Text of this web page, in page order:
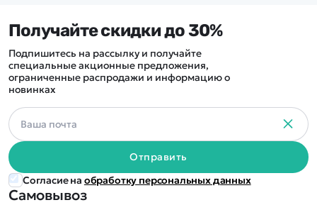
Самовывоз
Получайте скидки до 30%
Подпишитесь на рассылку и получайте
специальные акционные предложения,
ограниченные распродажи и информацию о
новинках
Отправить
Согласие на обработку персональных данных